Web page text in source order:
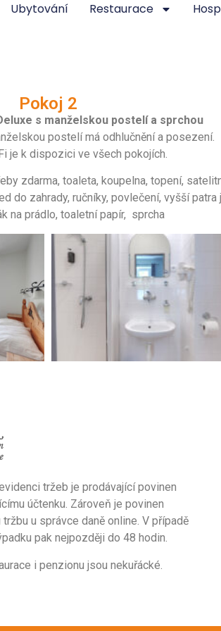
Ubytování Restaurace
Pokoj 2
s manželskou postelí a sprchou
postelí má odhlučnění a posezení.
je k dispozici ve všech pokojích.
zdarma, toaleta, koupelna, topení, s
do zahrady, ručníky, povlečení, vyšší patra
na prádlo, toaletní papír, sprcha
tržeb je prodávající povinen
účtenku. Zároveň je povinen
u správce daně online. V případě
pak nejpozději do 48 hodin.
i penzionu jsou nekuřácké.